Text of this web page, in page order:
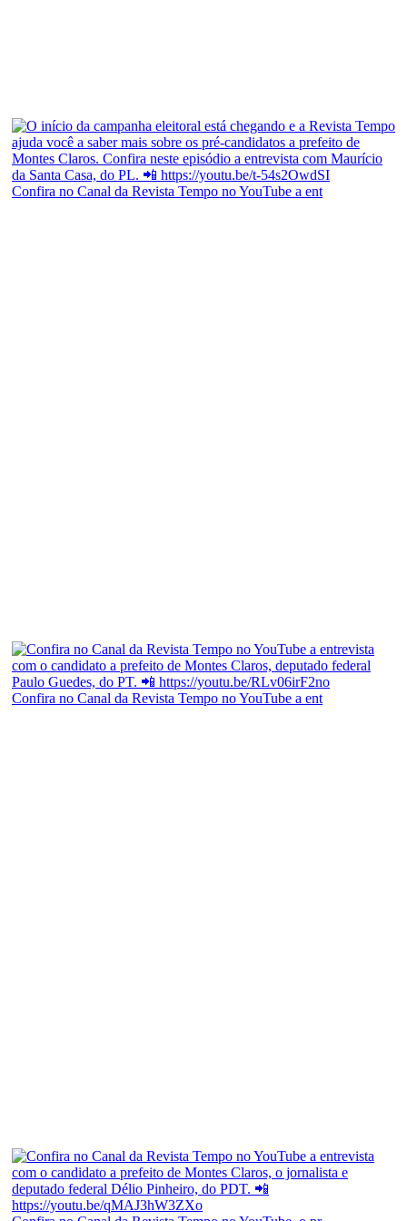
Confira no Canal da Revista Tempo no YouTube a ent
Confira no Canal da Revista Tempo no YouTube a ent